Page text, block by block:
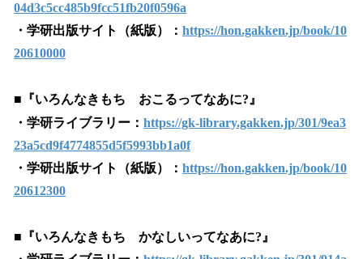
04d3c5cc485b9fcc51fb20f0596a
・学研出版サイト（紙版）： https://hon.gakken.jp/book/10
20610000
■『いろんなきもち おこるってなあに?』
・学研ライブラリー： https://gk-library.gakken.jp/301/9ea3
23a5cd9f4774855d5f5993bb1a0f
・学研出版サイト（紙版）： https://hon.gakken.jp/book/10
20612300
■『いろんなきもち かなしいってなあに?』